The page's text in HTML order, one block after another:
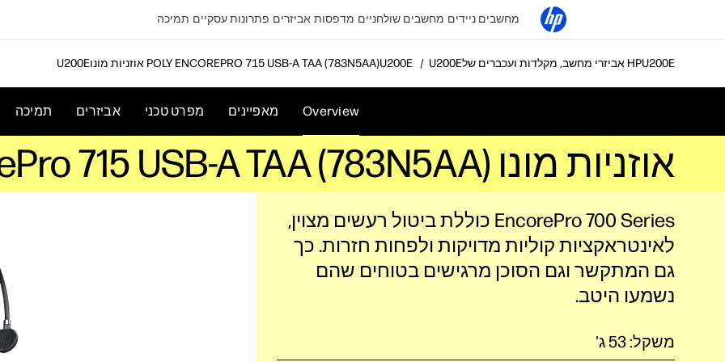
מחשבים ניידים מחשבים שולחניים מדפסות אביזרים פתרונות עסקיים תמיכה
אביזרי מחשב, מקלדות ועכברים של HP אוזניות מונו POLY ENCOREPRO 715 USB-A TAA (783N5AA)
Overview מאפיינים מפרט טכני אביזרים תמיכה
אוזניות מונו Poly EncorePro 715 USB-A TAA (783N5AA)
EncorePro 700 Series כוללת ביטול רעשים מצוין,
לאינטראקציות קוליות מדויקות ולפחות חזרות‎. כך
גם המתקשר וגם הסוכן מרגישים בטוחים שהם
נשמעו היטב.
משקל: 53 ג'